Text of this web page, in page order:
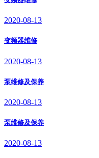
2020-08-13
变频器维修
2020-08-13
泵维修及保养
2020-08-13
泵维修及保养
2020-08-13